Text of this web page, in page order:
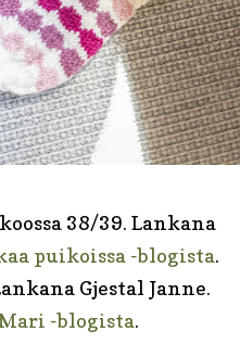
38/39. Lankana
puikoissa -blogista.
Gjestal Janne.
-blogista.